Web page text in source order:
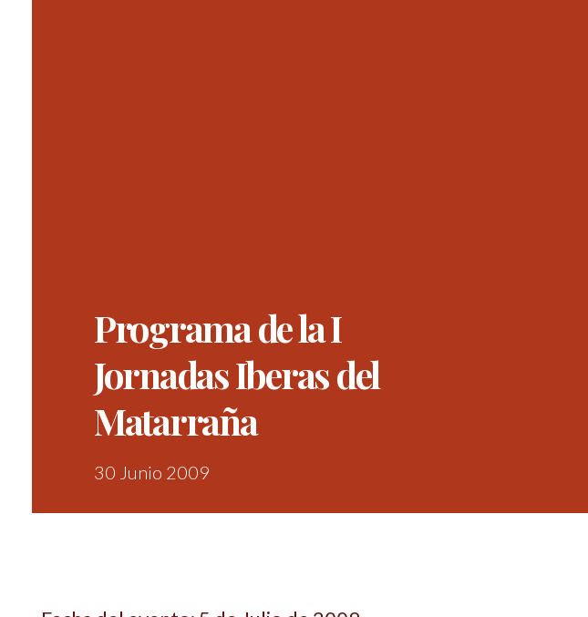
Programa de la I
Jornadas Iberas del
Matarraña
30 Junio 2009